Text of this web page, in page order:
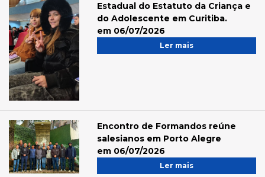
Estadual do Estatuto da Criança e
do Adolescente em Curitiba.
em 06/07/2026
Ler mais
Encontro de Formandos reúne
salesianos em Porto Alegre
em 06/07/2026
Ler mais